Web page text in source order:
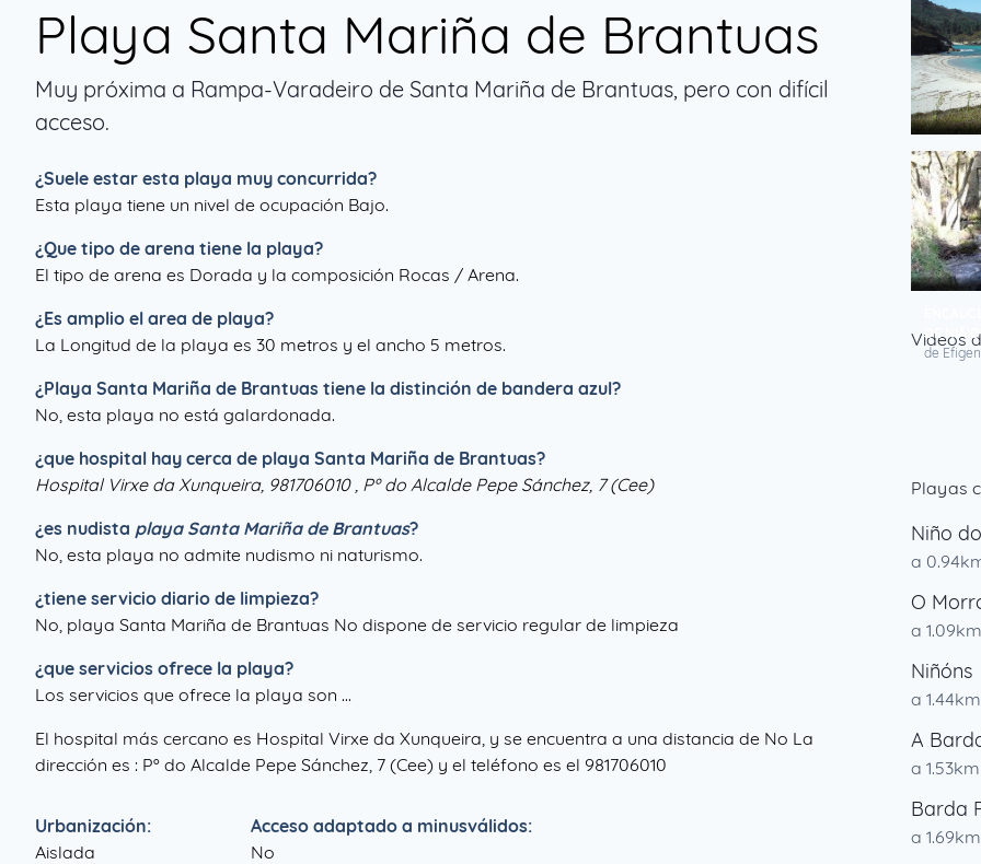
Playa Santa Mariña de Brantuas
Muy próxima a Rampa-Varadeiro de Santa Mariña de Brantuas, pero con difícil
acceso.
¿Suele estar esta playa muy concurrida?
Esta playa tiene un nivel de ocupación Bajo.
¿Que tipo de arena tiene la playa?
El tipo de arena es Dorada y la composición Rocas / Arena.
¿Es amplio el area de playa?
La Longitud de la playa es 30 metros y el ancho 5 metros.
¿Playa Santa Mariña de Brantuas tiene la distinción de bandera azul?
No, esta playa no está galardonada.
¿que hospital hay cerca de playa Santa Mariña de Brantuas?
Hospital Virxe da Xunqueira, 981706010 , Pº do Alcalde Pepe Sánchez, 7 (Cee)
¿es nudista playa Santa Mariña de Brantuas?
No, esta playa no admite nudismo ni naturismo.
¿tiene servicio diario de limpieza?
No, playa Santa Mariña de Brantuas No dispone de servicio regular de limpieza
¿que servicios ofrece la playa?
Los servicios que ofrece la playa son ...
El hospital más cercano es Hospital Virxe da Xunqueira, y se encuentra a una distancia de No La
dirección es : Pº do Alcalde Pepe Sánchez, 7 (Cee) y el teléfono es el 981706010
Urbanización:
Aislada
Acceso adaptado a minusválidos:
No
NIÃ‘ONS
de
DE
de
Videos
Playas
Niño
a
O
a 1.09km
Niñóns
a 1.44km
A
a 1.53km
Barda
a 1.69km